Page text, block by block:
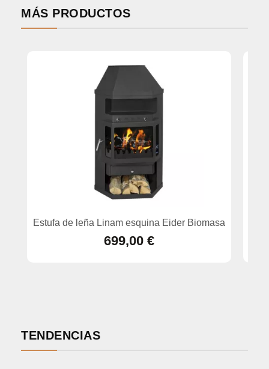
MÁS PRODUCTOS
Estufa de leña Linam esquina Eider Biomasa
699,00 €
TENDENCIAS